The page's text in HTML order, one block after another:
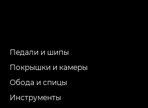
Педали и шипы
Покрышки и камеры
Обода и спицы
Инструменты